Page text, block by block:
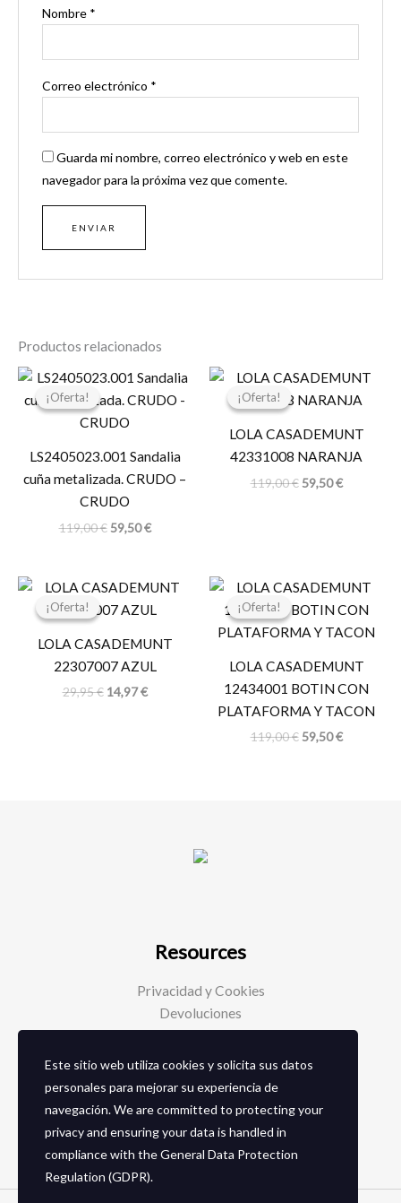
Nombre *
Correo electrónico *
Guarda mi nombre, correo electrónico y web en este
navegador para la próxima vez que comente.
Productos relacionados
¡Oferta!
¡Oferta!
LS2405023.001 Sandalia
cuña metalizada. CRUDO –
CRUDO
119,00€
El
original
era:
59,50€
El
actual
¡Oferta!
¡Oferta!
LOLA CASADEMUNT
42331008 NARANJA
119,00€
El
original
119,00 €.
59,50€
El
actual
59,50 €.
¡Oferta!
¡Oferta!
LOLA CASADEMUNT
22307007 AZUL
29,95€
El
original
29,95 €.
14,97€
El
actual
14,97 €.
¡Oferta!
¡Oferta!
LOLA CASADEMUNT
12434001 BOTIN CON
PLATAFORMA Y TACON
119,00€
El
original
era:
59,50€
El
actual
es:
Resources
Privacidad y Cookies
Devoluciones
Social Media
Facebook
Instagram
Este sitio web utiliza cookies y solicita sus datos
personales para mejorar su experiencia de
navegación. We are committed to protecting your
privacy and ensuring your data is handled in
compliance with theGeneral Data Protection
Regulation (GDPR).